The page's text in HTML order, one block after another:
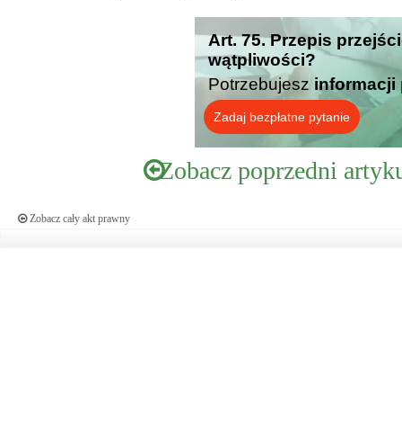
Art. 75. Przepis
wątpliwości?
Potrzebujesz informacji
Zadaj bezpłatne pytanie
Zobacz poprzedni
Zobacz cały akt prawny